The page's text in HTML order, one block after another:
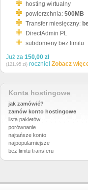
hosting wirtualny
powierzchnia: 500MB
Transfer miesięczny:
DirectAdmin PL
subdomeny bez limitu
Już za 150,00 zł
(121,95 zł) rocznie! Zobacz
Konta hostingowe
jak zamówić?
zamów konto hostingowe
lista pakietów
porównanie
najtańsze konto
najpopularniejsze
bez limitu transferu